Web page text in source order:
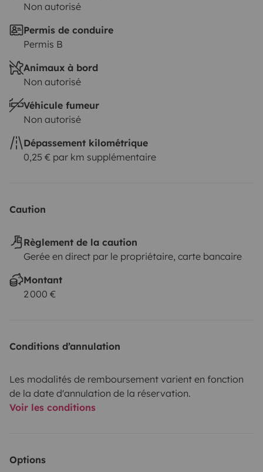
Non autorisé
Permis de conduire
Permis B
Animaux à bord
Non autorisé
Véhicule fumeur
Non autorisé
Dépassement kilométrique
0,25 € par km supplémentaire
Caution
Règlement de la caution
Gerée en direct par le propriétaire, carte bancaire
Montant
2 000 €
Conditions d’annulation
Les modalités de remboursement varient en fonction
de la date d'annulation de la réservation.
Voir les conditions
Options